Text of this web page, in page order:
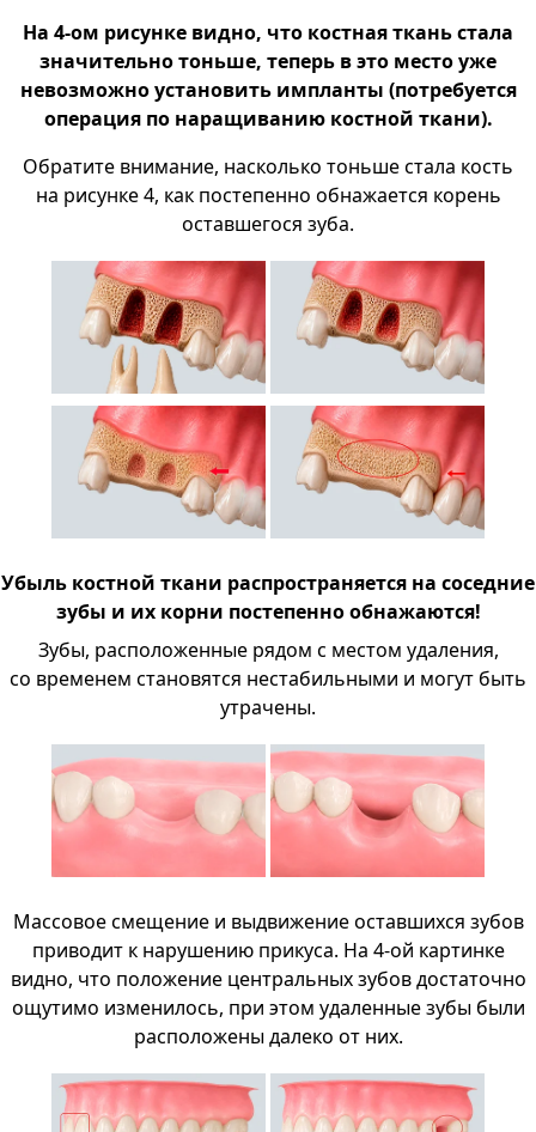
На 4-ом рисунке видно, что костная ткань стала
значительно тоньше, теперь в это место уже
невозможно установить импланты (потребуется
операция по наращиванию костной ткани).
Обратите внимание, насколько тоньше стала кость
на рисунке 4, как постепенно обнажается корень
оставшегося зуба.
Убыль костной ткани распространяется на соседние
зубы и их корни постепенно обнажаются!
Зубы, расположенные рядом с местом удаления,
со временем становятся нестабильными и могут быть
утрачены.
Массовое смещение и выдвижение оставшихся зубов
приводит к нарушению прикуса. На 4-ой картинке
видно, что положение центральных зубов достаточно
ощутимо изменилось, при этом удаленные зубы были
расположены далеко от них.